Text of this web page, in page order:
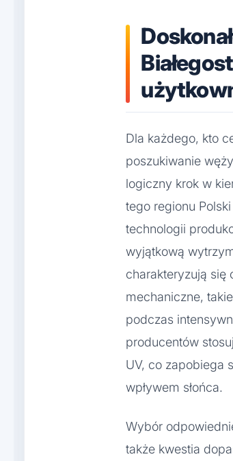
Dla każdego, kto
poszukiwanie
logiczny krok w
tego regionu
technologii
wyjątkową
charakteryzują się
mechaniczne,
podczas
producentów
UV, co zapobiega
wpływem słońca.
Wybór
także kwestia